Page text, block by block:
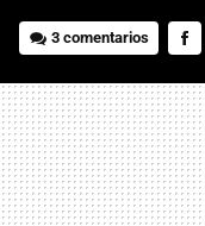
3 comentarios